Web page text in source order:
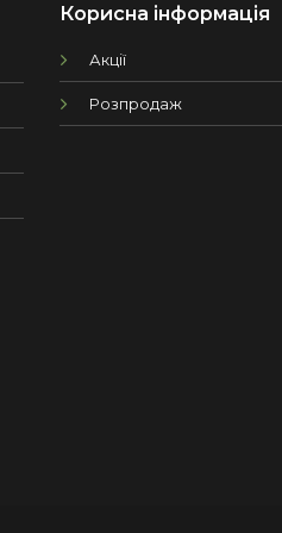
Корисна інформація
Акції
Розпродаж